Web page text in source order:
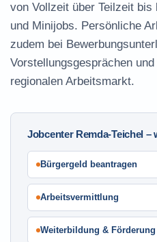
von Vollzeit über Teilzeit
und Minijobs. Persönliche
zudem bei
Vorstellungsgesprächen
regionalen Arbeitsmarkt.
Jobcenter Remda-Teichel –
Bürgergeld beantragen
Arbeitsvermittlung
Weiterbildung & Förderung